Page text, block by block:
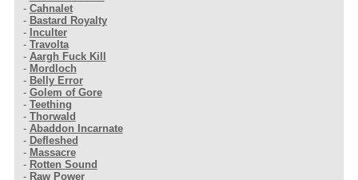
- Cahnalet
- Bastard Royalty
- Inculter
- Travolta
- Aargh Fuck Kill
- Mordloch
- Belly Error
- Golem of Gore
- Teething
- Thorwald
- Abaddon Incarnate
- Defleshed
- Massacre
- Rotten Sound
- Raw Power